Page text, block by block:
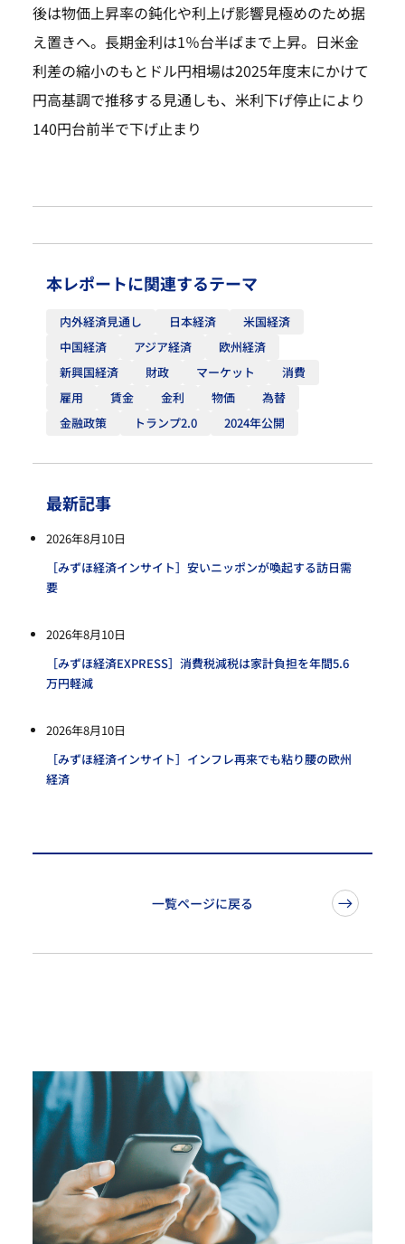
後は物価上昇率の鈍化や利上げ影響見極めのため据
え置きへ。長期金利は1％台半ばまで上昇。日米金
利差の縮小のもとドル円相場は2025年度末にかけて
円高基調で推移する見通しも、米利下げ停止により
140円台前半で下げ止まり
最新記事
2026年8月10日
［みずほ経済インサイト］安いニッポンが喚起する訪日需
要
2026年8月10日
［みずほ経済EXPRESS］消費税減税は家計負担を年間5.6
万円軽減
2026年8月10日
［みずほ経済インサイト］インフレ再来でも粘り腰の欧州
経済
一覧ページに戻る
本レポートに関連するテーマ
内外経済見通し 日本経済
米国経済
中国経済
アジア経済
欧州経済
新興国経済
財政 マーケット
消費
雇用
賃金 金利 物価
為替
金融政策
トランプ2.0 2024年公開